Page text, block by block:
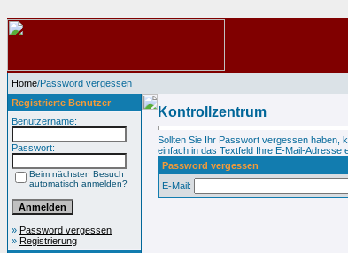
Home/Password vergessen
Registrierte Benutzer
Benutzername:
Passwort:
Beim nächsten Besuch
automatisch anmelden?
» Password vergessen
» Registrierung
Kontrollzentrum
Sollten Sie Ihr Passwort vergessen haben,
einfach in das Textfeld Ihre E-Mail-Adresse
Password vergessen
E-Mail: